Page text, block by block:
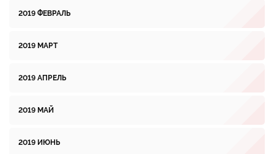
2019 ФЕВРАЛЬ
2019 МАРТ
2019 АПРЕЛЬ
2019 МАЙ
2019 ИЮНЬ